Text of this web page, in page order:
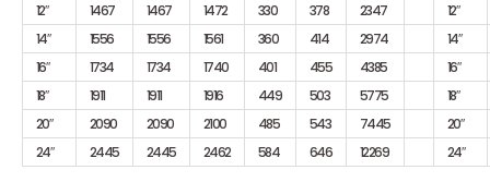
12″
1467 1467 1472 330 378 2347
12″
14″
1556 1556 1561 360 414 2974
14″
16″
1734 1734 1740 401 455 4385
16″
18″
1911 1911 1916 449 503 5775
18″
20″
2090 2090 2100 485 543 7445
20″
24″
2445 2445 2462 584 646 12269 24″